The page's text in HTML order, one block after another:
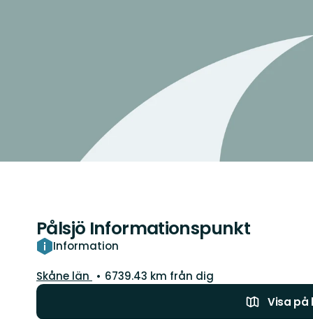
Pålsjö Informationspunkt
Information
Län:
Skåne län
6739.43 km från dig
Visa på